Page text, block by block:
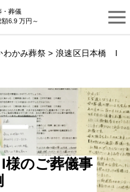
・葬儀
6.9 万円～
わかみ葬祭 > 浪速区日本橋 I
のご葬儀事